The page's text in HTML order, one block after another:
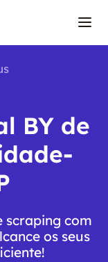
BY de
scraping com
os seus